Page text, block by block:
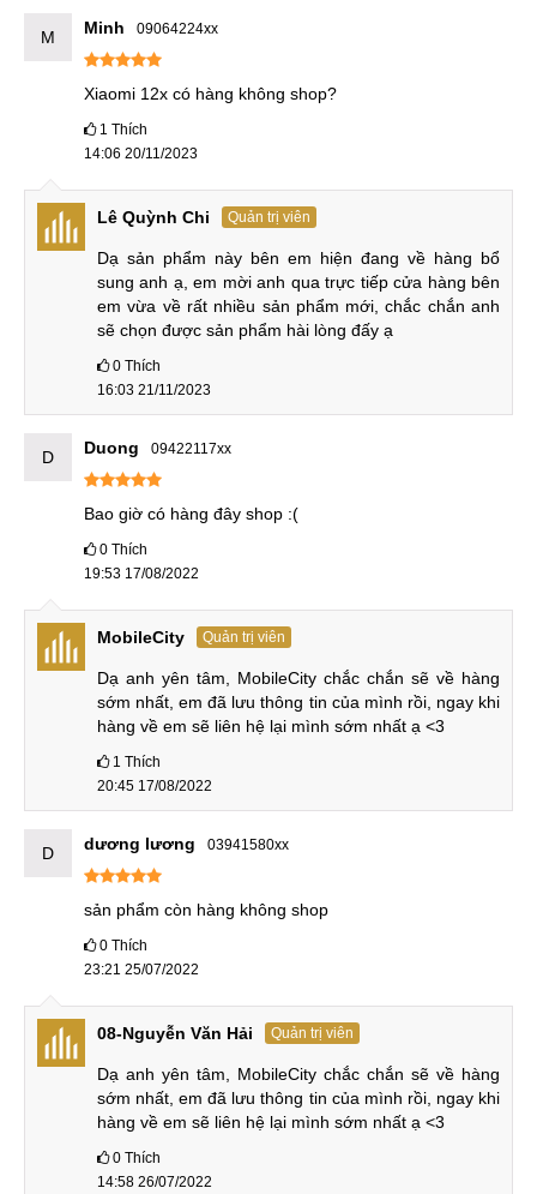
M Minh 09064224xx
Xiaomi 12x có hàng không shop?
1 Thích
14:06 20/11/2023
Lê Quỳnh Chi Quản trị viên
Dạ sản phẩm này bên em hiện đang về hàng bổ
sung anh ạ, em mời anh qua trực tiếp cửa hàng bên
em vừa về rất nhiều sản phẩm mới, chắc chắn anh
sẽ chọn được sản phẩm hài lòng đấy ạ
0 Thích
16:03 21/11/2023
D Duong 09422117xx
Bao giờ có hàng đây shop :(
0 Thích
19:53 17/08/2022
MobileCity Quản trị viên
Dạ anh yên tâm, MobileCity chắc chắn sẽ về hàng
sớm nhất, em đã lưu thông tin của mình rồi, ngay khi
hàng về em sẽ liên hệ lại mình sớm nhất ạ <3
1 Thích
20:45 17/08/2022
D dương lương 03941580xx
sản phẩm còn hàng không shop
0 Thích
23:21 25/07/2022
08-Nguyễn Văn Hải Quản trị viên
Dạ anh yên tâm, MobileCity chắc chắn sẽ về hàng
sớm nhất, em đã lưu thông tin của mình rồi, ngay khi
hàng về em sẽ liên hệ lại mình sớm nhất ạ <3
0 Thích
14:58 26/07/2022